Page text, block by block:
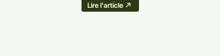
Lire l'article